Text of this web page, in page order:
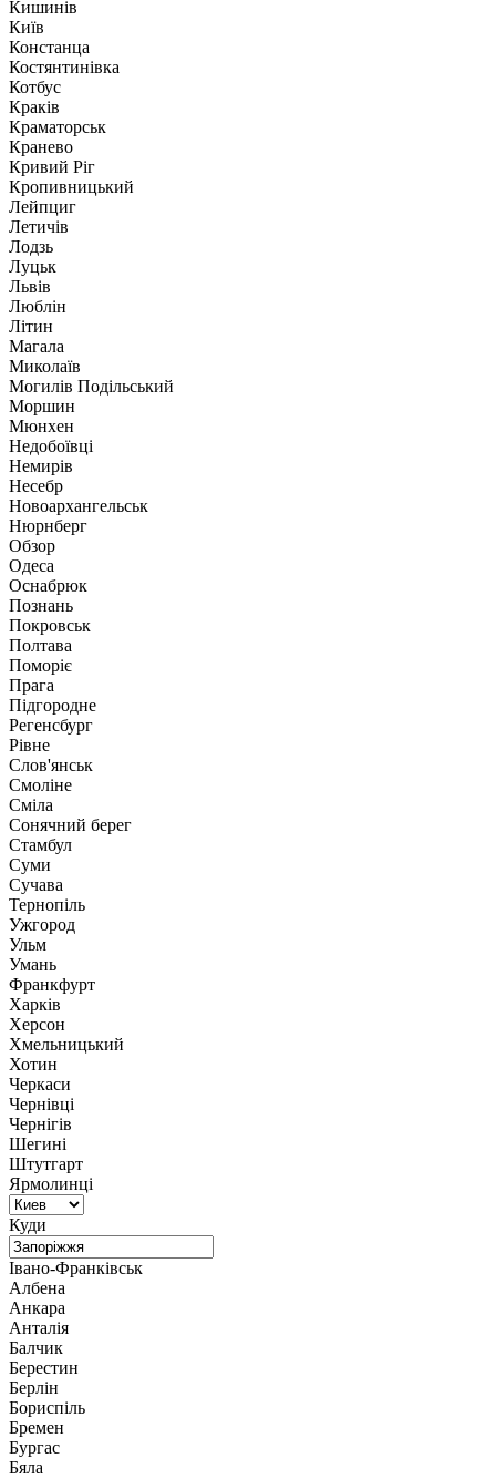
Кишинів
Київ
Констанца
Костянтинівка
Котбус
Краків
Краматорськ
Кранево
Кривий Ріг
Кропивницький
Лейпциг
Летичів
Лодзь
Луцьк
Львів
Люблін
Літин
Магала
Миколаїв
Могилів Подільський
Моршин
Мюнхен
Недобоївці
Немирів
Несебр
Новоархангельськ
Нюрнберг
Обзор
Одеса
Оснабрюк
Познань
Покровськ
Полтава
Поморіє
Прага
Підгородне
Регенсбург
Рівне
Слов'янськ
Смоліне
Сміла
Сонячний берег
Стамбул
Суми
Сучава
Тернопіль
Ужгород
Ульм
Умань
Франкфурт
Харків
Херсон
Хмельницький
Хотин
Черкаси
Чернівці
Чернігів
Шегині
Штутгарт
Ярмолинці
Куди
Івано-Франківськ
Албена
Анкара
Анталія
Балчик
Берестин
Берлін
Бориспіль
Бремен
Бургас
Бяла